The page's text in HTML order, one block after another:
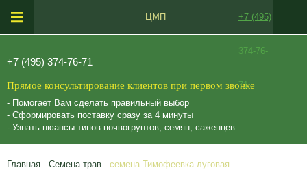
ЦМП +7 (495)
374-76-
71
+7 (495) 374-76-71
Прямое консультирование клиентов при первом звонке
- Помогает Вам сделать правильный выбор
- Сформировать поставку сразу за 4 минуты
- Узнать нюансы типов почвогрунтов, семян, саженцев
Главная - Семена трав - семена Тимофеевка луговая